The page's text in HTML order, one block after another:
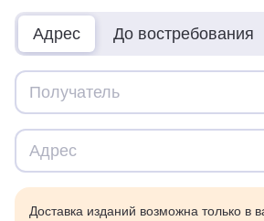
Адрес До востребования
Доставка изданий возможна только в